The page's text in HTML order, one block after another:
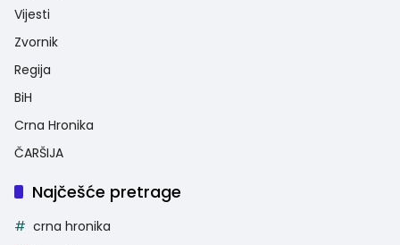
Vijesti
Zvornik
Regija
BiH
Crna Hronika
ČARŠIJA
Najčešće pretrage
crna hronika